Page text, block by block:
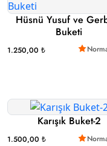
Hüsnü Yusuf ve
Buketi
1.250,00 ₺
Karışık Buket-2
1.500,00 ₺